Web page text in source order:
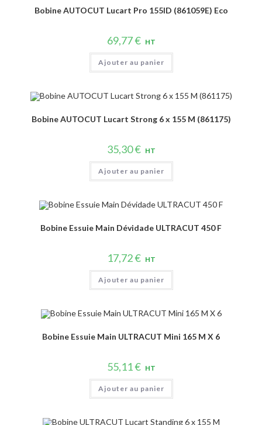
Bobine AUTOCUT Lucart Pro 155ID (861059E) Eco
69,77€ HT
Ajouter au panier
Bobine AUTOCUT Lucart Strong 6 x 155 M (861175)
35,30€ HT
Ajouter au panier
Bobine Essuie Main Dévidade ULTRACUT 450 F
17,72€ HT
Ajouter au panier
Bobine Essuie Main ULTRACUT Mini 165 M X 6
55,11€ HT
Ajouter au panier